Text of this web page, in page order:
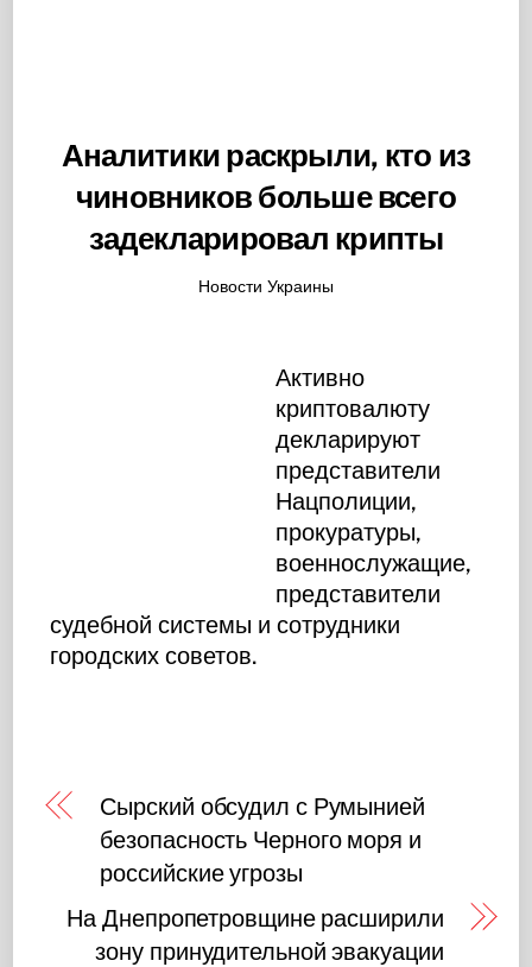
Аналитики раскрыли, кто из
чиновников больше всего
задекларировал крипты
Новости Украины
Активно
криптовалюту
декларируют
представители
Нацполиции,
прокуратуры,
военнослужащие,
представители
судебной системы и сотрудники
городских советов.
Сырский обсудил с Румынией
безопасность Черного моря и
российские угрозы
На Днепропетровщине расширили
зону принудительной эвакуации